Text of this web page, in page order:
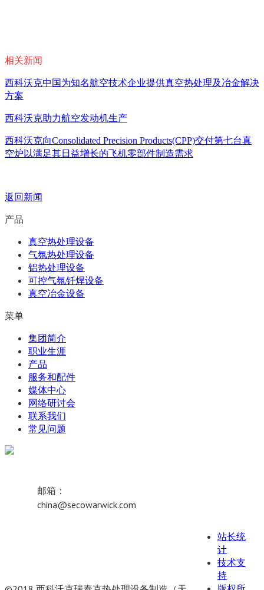
相关新闻
西科沃克中国为知名航空技术企业提供真空热处理及冶金解决
方案
西科沃克助力航空发动机生产
西科沃克向Consolidated Precision Products(CPP)交付第七台真
空炉以满足其日益增长的飞机零部件制造需求
返回新闻
产品
真空热处理设备
气氛热处理设备
铝热处理设备
可控气氛钎焊设备
真空冶金设备
菜单
集团简介
职业生涯
产品
服务和配件
媒体中心
网络研讨会
联系我们
常见问题
邮箱：
china@secowarwick.com
站长统
计
技术支
持